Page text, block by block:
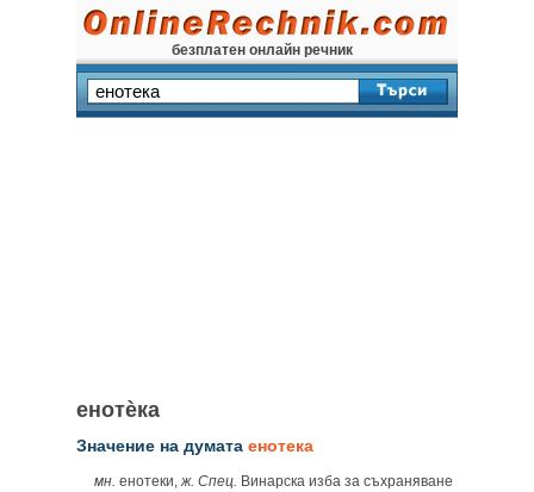
безплатен онлайн речник
енотѐка
Значение на думата енотека
мн. енотеки,ж. Спец. Винарска изба за съхраняване